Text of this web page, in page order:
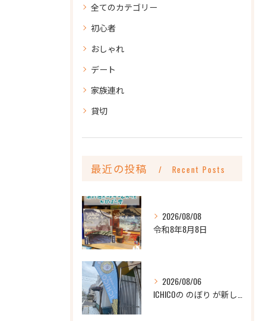
全てのカテゴリー
初心者
おしゃれ
デート
家族連れ
貸切
最近の投稿 Recent Posts
2026/08/08
令和8年8月8日
2026/08/06